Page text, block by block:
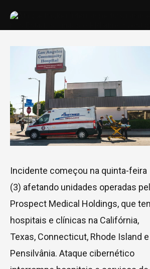
Incidente começou na quinta-feira
(3) afetando unidades operadas
Prospect Medical Holdings, que
hospitais e clínicas na Califórnia,
Texas, Connecticut, Rhode Island e
Pensilvânia. Ataque cibernético